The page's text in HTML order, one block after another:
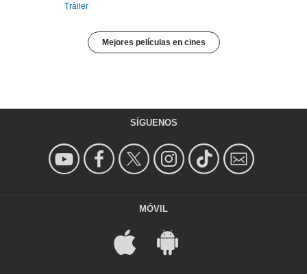
Tráiler
Mejores películas en cines
SÍGUENOS
MÓVIL